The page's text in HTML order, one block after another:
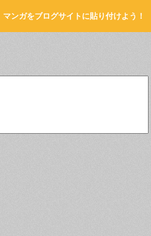
マンガをブログサイトに貼り付けよう！